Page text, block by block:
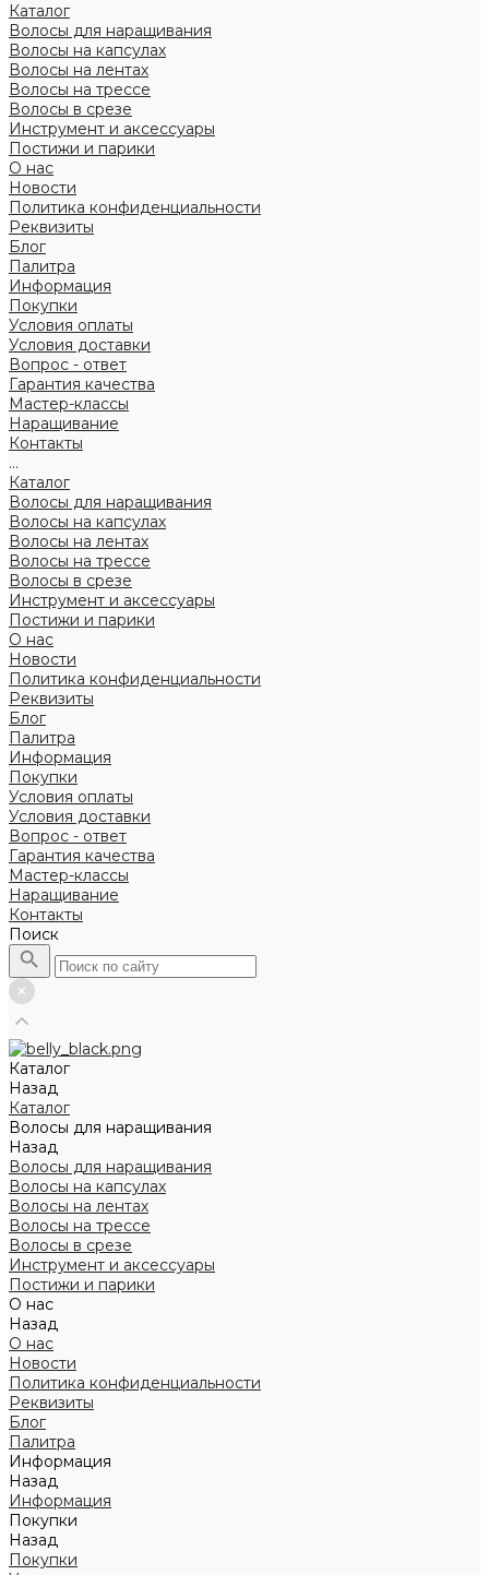
Каталог
Волосы для наращивания
Волосы на капсулах
Волосы на лентах
Волосы на трессе
Волосы в срезе
Инструмент и аксессуары
Постижи и парики
О нас
Новости
Политика конфиденциальности
Реквизиты
Блог
Палитра
Информация
Покупки
Условия оплаты
Условия доставки
Вопрос - ответ
Гарантия качества
Мастер-классы
Наращивание
Контакты
...
Каталог
Волосы для наращивания
Волосы на капсулах
Волосы на лентах
Волосы на трессе
Волосы в срезе
Инструмент и аксессуары
Постижи и парики
О нас
Новости
Политика конфиденциальности
Реквизиты
Блог
Палитра
Информация
Покупки
Условия оплаты
Условия доставки
Вопрос - ответ
Гарантия качества
Мастер-классы
Наращивание
Контакты
Поиск
Каталог
Назад
Каталог
Волосы для наращивания
Назад
Волосы для наращивания
Волосы на капсулах
Волосы на лентах
Волосы на трессе
Волосы в срезе
Инструмент и аксессуары
Постижи и парики
О нас
Назад
О нас
Новости
Политика конфиденциальности
Реквизиты
Блог
Палитра
Информация
Назад
Информация
Покупки
Назад
Покупки